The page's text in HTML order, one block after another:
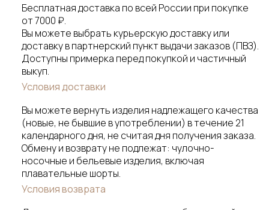
Бесплатная доставка по всей России при покупке
от 7000 ₽.
Вы можете выбрать курьерскую доставку или
доставку в партнерский пункт выдачи заказов (ПВЗ).
Доступны примерка перед покупкой и частичный
выкуп.
Условия доставки
Вы можете вернуть изделия надлежащего качества
(новые, не бывшие в употреблении) в течение 21
календарного дня, не считая дня получения заказа.
Обмену и возврату не подлежат: чулочно-
носочные и бельевые изделия, включая
плавательные шорты.
Условия возврата